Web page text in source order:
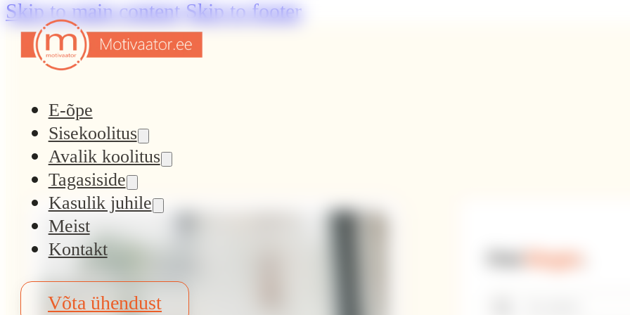
Skip to main content Skip to footer
E-õpe
Sisekoolitus
Avalik koolitus
Tagasiside
Kasulik juhile
Kasulikud
Meist
Kontakt
Võta ühendust
blogist